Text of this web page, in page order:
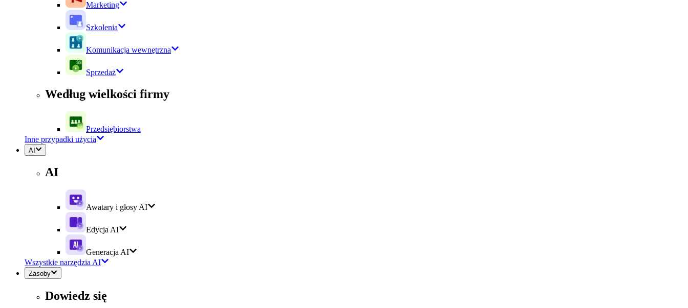
Marketing
Szkolenia
Komunikacja wewnętrzna
Sprzedaż
Według wielkości firmy
Przedsiębiorstwa
Inne przypadki użycia
AI
AI
Awatary i głosy AI
Edycja AI
Generacja AI
Wszystkie narzędzia AI
Zasoby
Dowiedz się